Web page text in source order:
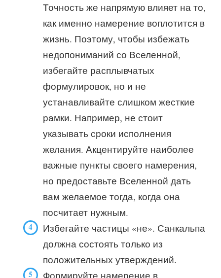
Точность же напрямую влияет на то,
как именно намерение воплотится в
жизнь. Поэтому, чтобы избежать
недопониманий со Вселенной,
избегайте расплывчатых
формулировок, но и не
устанавливайте слишком жесткие
рамки. Например, не стоит
указывать сроки исполнения
желания. Акцентируйте наиболее
важные пункты своего намерения,
но предоставьте Вселенной дать
вам желаемое тогда, когда она
посчитает нужным.
Избегайте частицы «не». Санкальпа
должна состоять только из
положительных утверждений.
Формируйте намерение в